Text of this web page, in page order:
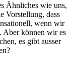
Ähnliches wie uns,
Vorstellung, dass
wenn wir
Aber können wir es
es gibt ausser